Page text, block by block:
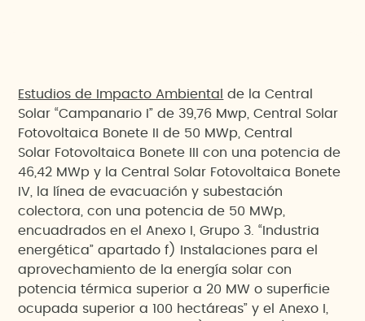
Estudios de Impacto Ambiental
de la Central
Solar “Campanario I” de 39,76 Mwp, Central Solar
Fotovoltaica Bonete II de 50 MWp, Central
Solar Fotovoltaica Bonete III con una potencia de
46,42 MWp y la Central Solar Fotovoltaica Bonete
IV, la línea de evacuación y subestación
colectora, con una potencia de 50 MWp,
encuadrados en el Anexo I, Grupo 3. “Industria
energética” apartado f) Instalaciones para el
aprovechamiento de la energía solar con
potencia térmica superior a 20 MW o superficie
ocupada superior a 100 hectáreas” y el Anexo I,